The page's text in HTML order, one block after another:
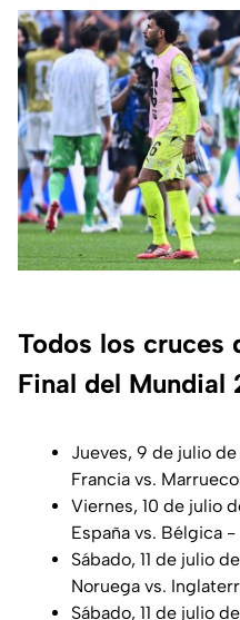
Todos los cruces
Final del Mundial
Jueves, 9 de julio
Francia vs.
Viernes, 10 de julio
España vs. Bélgica
Sábado, 11 de julio
Noruega vs.
Sábado, 11 de julio